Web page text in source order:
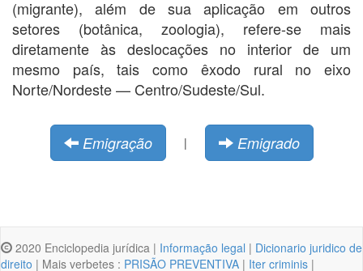
(migrante), além de sua aplicação em outros
setores (botânica, zoologia), refere-se mais
diretamente às deslocações no interior de um
mesmo país, tais como êxodo rural no eixo
Norte/Nordeste — Centro/Sudeste/Sul.
Emigração | Emigrado
2020 Enciclopedia jurídica | Informação legal | Dicionario juridico de
direito | Mais verbetes : PRISÃO PREVENTIVA | Iter criminis |